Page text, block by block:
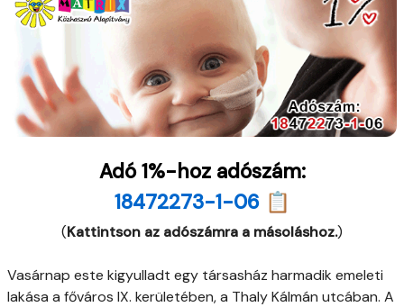
Adó 1%-hoz adószám:
18472273-1-06 📋
(Kattintson az adószámra a másoláshoz.)
Vasárnap este kigyulladt egy társasház harmadik emeleti
lakása a főváros IX. kerületében, a Thaly Kálmán utcában. A